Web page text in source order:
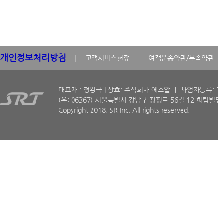
개인정보처리방침 고객서비스헌장 여객운송약관/부속약관
대표자 : 정왕국 | 상호: 주식회사 에스알 ㅣ 사업자등
(우: 06367) 서울특별시 강남구 광평로 56길 12 희림빌
Copyright 2018. SR Inc. All rights reserved.